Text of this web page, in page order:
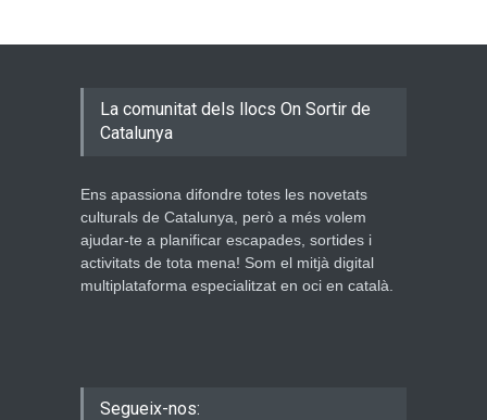
La comunitat dels llocs On Sortir de
Catalunya
Ens apassiona difondre totes les novetats
culturals de Catalunya, però a més volem
ajudar-te a planificar escapades, sortides i
activitats de tota mena! Som el mitjà digital
multiplataforma especialitzat en oci en català.
Segueix-nos: